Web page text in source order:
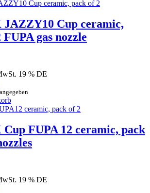
Cup ceramic,
gas nozzle
19 % DE
FUPA 12 ceramic, pack
19 % DE